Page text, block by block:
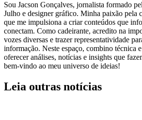
Sou Jacson Gonçalves, jornalista formado
Julho e designer gráfico. Minha paixão pela
que me impulsiona a criar conteúdos que
conectam. Como cadeirante, acredito na
vozes diversas e trazer representatividade
informação. Neste espaço, combino técnica
oferecer análises, notícias e insights que
bem-vindo ao meu universo de ideias!
Leia outras notícias